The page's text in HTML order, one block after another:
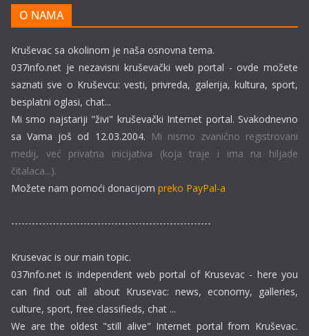
O NAMA
Kruševac sa okolinom je naša osnovna tema.
037info.net je nezavisni kruševački web portal - ovde možete
saznati sve o Kruševcu: vesti, privreda, galerija, kultura, sport,
besplatni oglasi, chat...
Mi smo najstariji "živi" kruševački Internet portal. Svakodnevno
sa Vama još od 12.03.2004. Mi nismo zvanično registrovani
medij, već privatna inicijativa (koja traje i ima na hiljade
čitalaca...).
Možete nam pomoći donacijom preko PayPal-a
----------------------------------------------------------
Krusevac is our main topic.
037info.net is independent web portal of Krusevac - here you
can find out all about Krusevac: news, economy, galleries,
culture, sport, free classifieds, chat ...
We are the oldest "still alive" Internet portal from Kruševac.